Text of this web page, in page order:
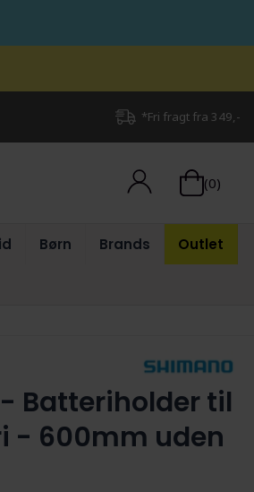
*Fri fragt fra 349,-
(0)
Børn Brands Outlet
Batteriholder til
- 600mm uden